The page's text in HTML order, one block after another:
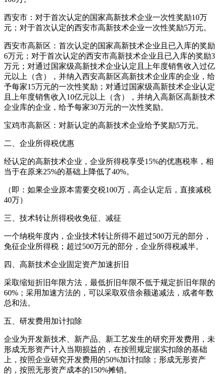
西安市：对于首次认定的国家高新技术企业一次性奖励10万
元；对于首次认定的西安市高新技术企业一次性奖励5万元。
西安市高新区：首次认定的国家高新技术企业且已入库的奖励
6万元；对于首次认定的西安市高新技术企业且已入库的奖励3
万元；对通过国家级高新技术企业认定且上年度销售收入过亿
元以上（含），并纳入西安高新区高新技术企业库的企业，给
予每家15万元的一次性奖励；对通过国家级高新技术企业认定
且上年度销售收入10亿元以上（含），并纳入高新区高新技术
企业库的企业，给予每家30万元的一次性奖励。
宝鸡市高新区：对新认定的高新技术企业给予奖励5万元。
二、企业所得税优惠
经认定的高新技术企业，企业所得税享受15%的优惠税率，相
当于在原来25%的基础上降低了40%。
（即：如果企业原本需要交税100万，高企认定后，直接减税
40万）
三、技术转让所得税收免征、减征
一个纳税年度内，企业技术转让所得不超过500万元的部分，
免征企业所得税；超过500万元的部分，企业所得税减半。
四、高新技术企业固定资产加速折旧
采取缩短折旧年限方法，最低折旧年限不低于规定折旧年限的
60%；采用加速方法的，可以采取双倍余额递减法，或者年数
总和法。
五、研发费用加计扣除
企业为开发新技术、新产品、新工艺发生的研究开发费用，未
形成无形资产计入当期损益的，在按照规定据实扣除的基础
上，按照企业研究开发费用的50%加计扣除；形成无形资产
的，按照无形资产成本的150%摊销。